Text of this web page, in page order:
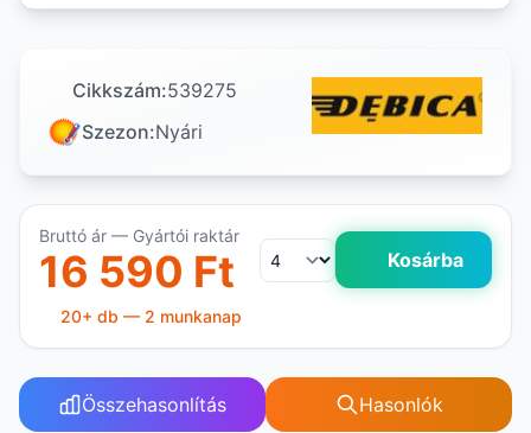
Cikkszám:539275
Szezon:Nyári
Bruttó ár — Gyártói raktár
16 590 Ft Kosárba
20+ db — 2 munkanap
Összehasonlítás Hasonlók